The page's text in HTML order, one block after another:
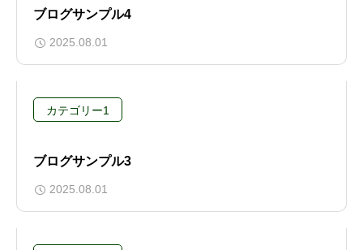
ブログサンプル4
2025.08.01
カテゴリー1
ブログサンプル3
2025.08.01